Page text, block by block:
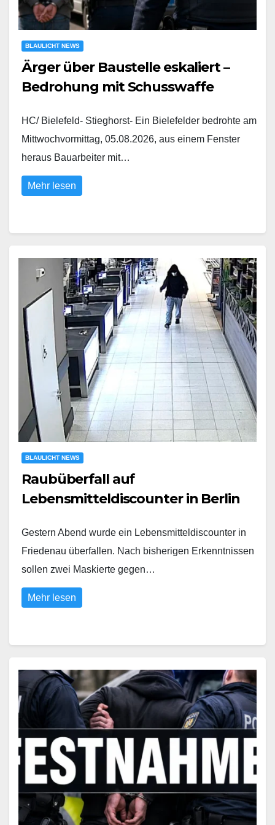
BLAULICHT NEWS
Ärger über Baustelle eskaliert –
Bedrohung mit Schusswaffe
HC/ Bielefeld- Stieghorst- Ein Bielefelder bedrohte am
Mittwochvormittag, 05.08.2026, aus einem Fenster
heraus Bauarbeiter mit…
Mehr lesen
BLAULICHT NEWS
Raubüberfall auf
Lebensmitteldiscounter in Berlin
Gestern Abend wurde ein Lebensmitteldiscounter in
Friedenau überfallen. Nach bisherigen Erkenntnissen
sollen zwei Maskierte gegen…
Mehr lesen